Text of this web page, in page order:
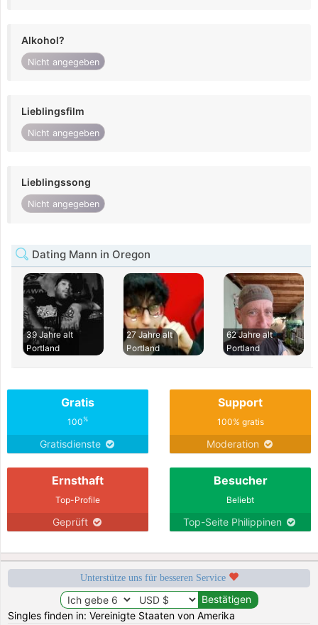
Alkohol?
Nicht angegeben
Lieblingsfilm
Nicht angegeben
Lieblingssong
Nicht angegeben
Dating Mann in Oregon
39 Jahre alt
Portland
27 Jahre alt
Portland
62 Jahre alt
Portland
Gratis
100%
Gratisdienste
Support
100% gratis
Moderation
Ernsthaft
Top-Profile
Geprüft
Besucher
Beliebt
Top-Seite Philippinen
Unterstütze uns für besseren Service
Singles finden in: Vereinigte Staaten von Amerika